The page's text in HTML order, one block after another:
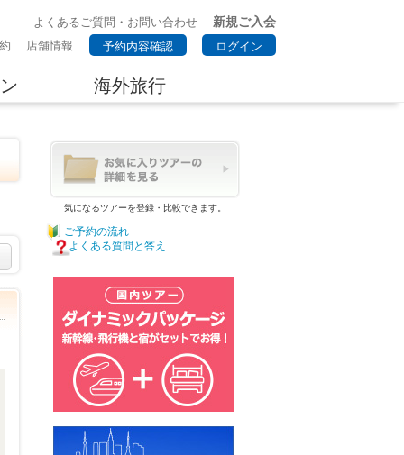
よくあるご質問・お問い合わせ 新規ご入会
店舗情報 予約内容確認 ログイン
海外旅行
気になるツアーを登録・比較できます。
ご予約の流れ
よくある質問と答え